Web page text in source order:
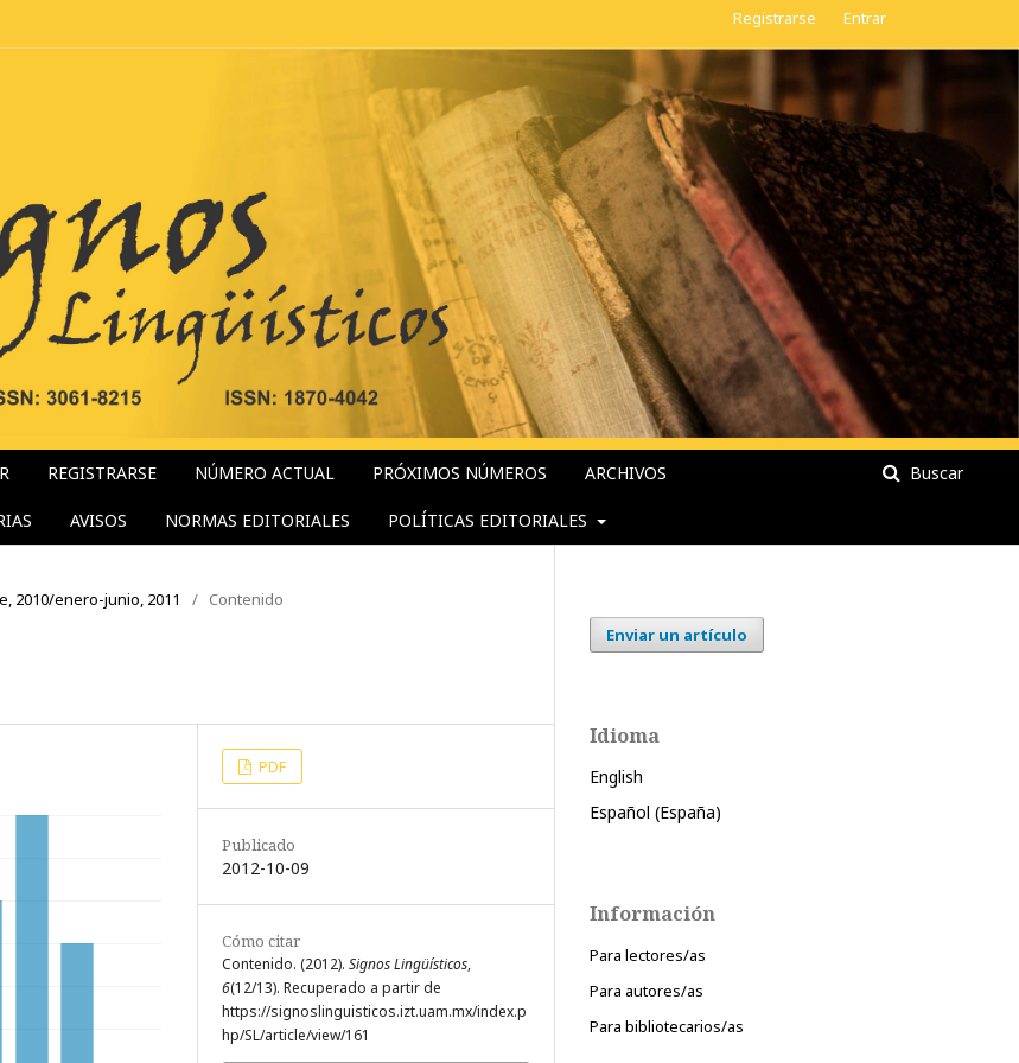
REGISTRARSE NÚMERO ACTUAL PRÓXIMOS NÚMEROS ARCHIVOS
AVISOS NORMAS EDITORIALES POLÍTICAS EDITORIALES
Buscar
Registrarse Entrar
2010/enero-junio, 2011 / Contenido
PDF
Publicado
2012-10-09
Cómo citar
Contenido. (2012). Signos Lingüísticos,
6(12/13). Recuperado a partir de
https://signoslinguisticos.izt.uam.mx/index.p
hp/SL/article/view/161
Enviar un artículo
Idioma
English
Español (España)
Información
Para lectores/as
Para autores/as
Para bibliotecarios/as